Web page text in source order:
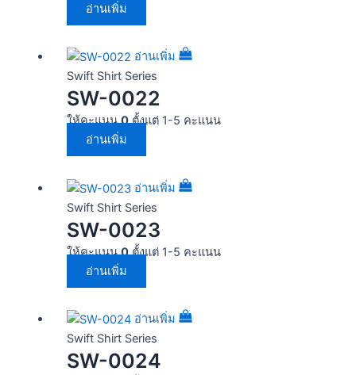
อ่านเพิ่ม
อ่านเพิ่ม
Swift Shirt Series
SW-0022
ให้คะแนน0ตั้งแต่ 1-5 คะแนน
อ่านเพิ่ม
อ่านเพิ่ม
Swift Shirt Series
SW-0023
ให้คะแนน0ตั้งแต่ 1-5 คะแนน
อ่านเพิ่ม
อ่านเพิ่ม
Swift Shirt Series
SW-0024